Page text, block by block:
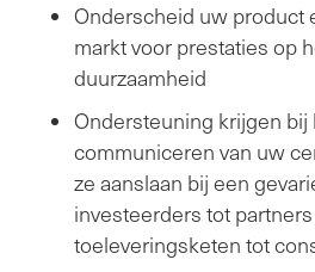
Onderscheid uw product
markt voor prestaties op
duurzaamheid
Ondersteuning krijgen bij
communiceren van uw
ze aanslaan bij een
investeerders tot
toeleveringsketen tot